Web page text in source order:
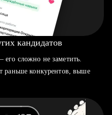
кандидатов
его сложно не заметить.
раньше конкурентов, выше